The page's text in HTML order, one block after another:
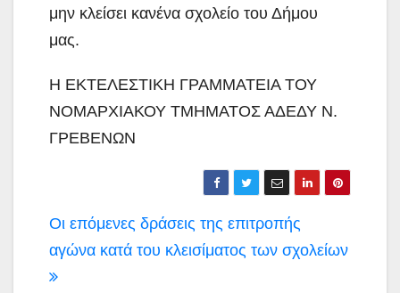
μην κλείσει κανένα σχολείο του Δήμου
μας.
Η ΕΚΤΕΛΕΣΤΙΚΗ ΓΡΑΜΜΑΤΕΙΑ ΤΟΥ
ΝΟΜΑΡΧΙΑΚΟΥ ΤΜΗΜΑΤΟΣ ΑΔΕΔΥ Ν.
ΓΡΕΒΕΝΩΝ
Πλοήγηση
άρθρων
Οι επόμενες δράσεις της επιτροπής
αγώνα κατά του κλεισίματος των σχολείων